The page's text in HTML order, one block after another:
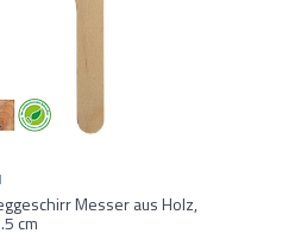
Messer aus Holz,
cm